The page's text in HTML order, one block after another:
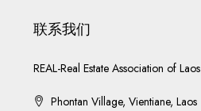
联系我们
REAL-Real Estate Association of Laos
Phontan Village, Vientiane, Laos